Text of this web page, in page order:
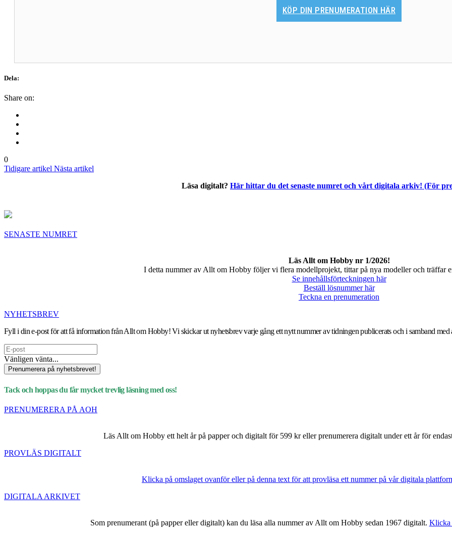
KÖP DIN PRENUMERATION HÄR
Dela:
Share on:
0
Tidigare artikel Nästa artikel
Läsa digitalt? Här hittar du det senaste numret och vårt digitala arkiv! (För
SENASTE NUMRET
Läs Allt om Hobby nr 1/2026!
I detta nummer av Allt om Hobby följer vi flera modellprojekt, tittar på nya modeller och träffar
Se innehållsförteckningen här
Beställ lösnummer här
Teckna en prenumeration
NYHETSBREV
Fyll i din e-post för att få information från Allt om Hobby! Vi skickar ut nyhetsbrev varje gång ett nytt nummer av tidningen publicerats och i samband
Vänligen vänta...
Prenumerera på nyhetsbrevet!
Tack och hoppas du får mycket trevlig läsning med oss!
PRENUMERERA PÅ AOH
Läs Allt om Hobby ett helt år på papper och digitalt för 599 kr eller prenumerera digitalt under ett år för
PROVLÄS DIGITALT
Klicka på omslaget ovanför eller på denna text för att provläsa ett nummer på vår digitala
DIGITALA ARKIVET
Som prenumerant (på papper eller digitalt) kan du läsa alla nummer av Allt om Hobby sedan 1967 digitalt. Klicka